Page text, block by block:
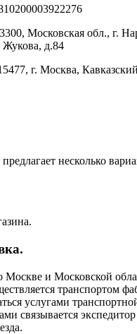
Московская обл., г.
д.84
г. Москва,
несколько
Москве и Московской
транспортом
услугами
связывается